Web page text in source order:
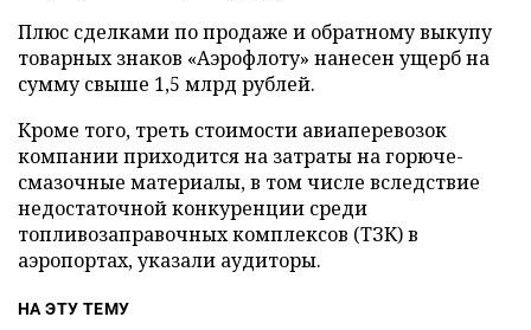
Плюс сделками по продаже и обратному выкупу
товарных знаков «Аэрофлоту» нанесен ущерб на
сумму свыше 1,5 млрд рублей.
Кроме того, треть стоимости авиаперевозок
компании приходится на затраты на горюче-
смазочные материалы, в том числе вследствие
недостаточной конкуренции среди
топливозаправочных комплексов (ТЗК) в
аэропортах, указали аудиторы.
НА ЭТУ ТЕМУ